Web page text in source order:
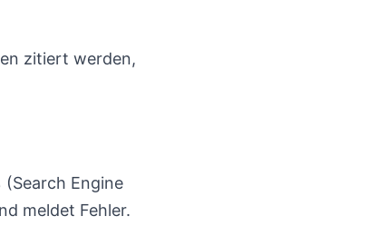
zitiert werden,
Engine
meldet Fehler.